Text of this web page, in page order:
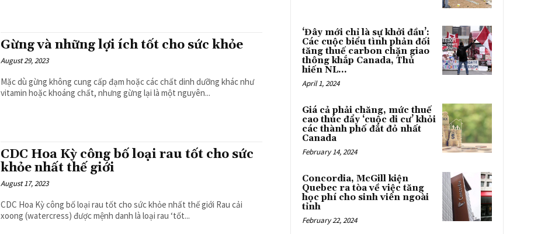
Gừng và những lợi ích tốt cho sức khỏe
August 29, 2023
Mặc dù gừng không cung cấp đạm hoặc các chất dinh dưỡng khác như
vitamin hoặc khoáng chất, nhưng gừng lại là một nguyên...
CDC Hoa Kỳ công bố loại rau tốt cho sức
khỏe nhất thế giới
August 17, 2023
CDC Hoa Kỳ công bố loại rau tốt cho sức khỏe nhất thế giới Rau cải
xoong (watercress) được mệnh danh là loại rau ‘tốt...
‘Đây mới chỉ là sự khởi đầu’:
Các cuộc biểu tình phản đối
tăng thuế carbon chặn giao
thông khắp Canada, Thủ
hiến NL...
April 1, 2024
Giá cả phải chăng, mức thuế
cao thúc đẩy ‘cuộc di cư’ khỏi
các thành phố đắt đỏ nhất
Canada
February 14, 2024
Concordia, McGill kiện
Quebec ra tòa về việc tăng
học phí cho sinh viên ngoài
tỉnh
February 22, 2024